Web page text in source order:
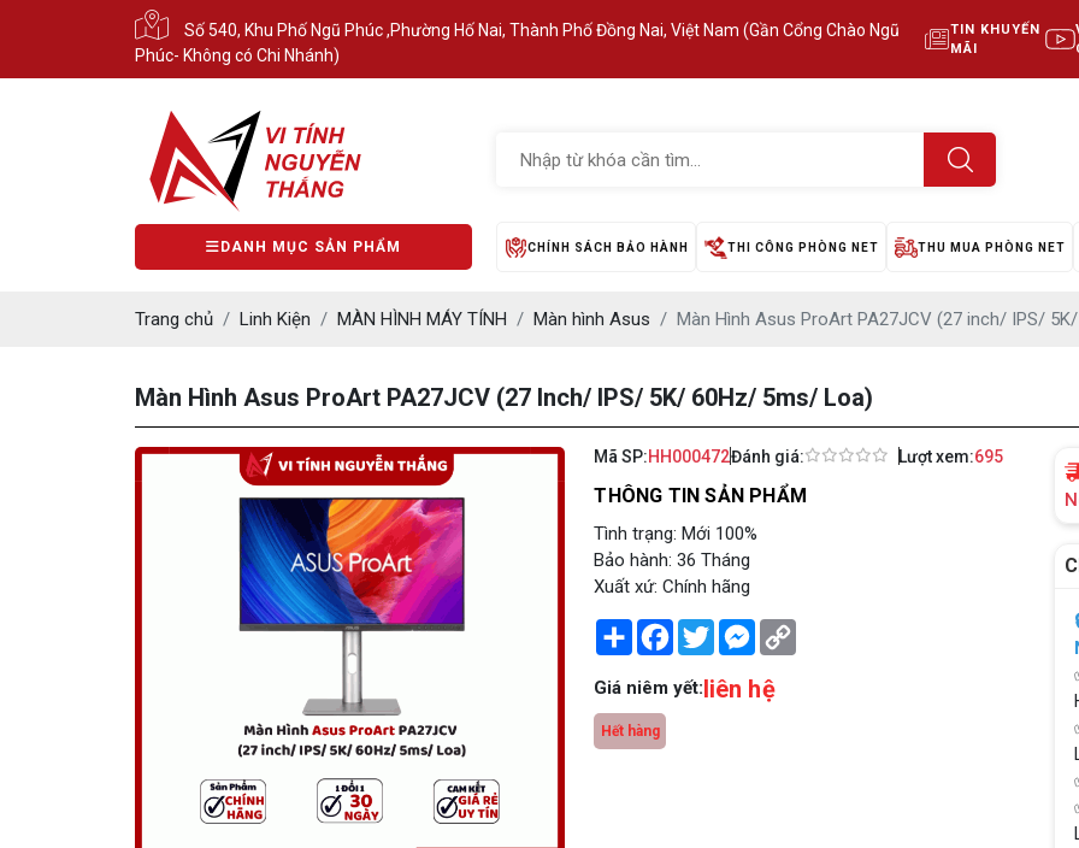
Số 540, Khu Phố Ngũ Phúc ,Phường Hố Nai, Thành Phố Đồng Nai, Việt Nam (Gần Cổng Chào Ngũ
Phúc- Không có Chi Nhánh)
TIN KHUYẾN
MÃI
DANH MỤC SẢN PHẨM CHÍNH SÁCH BẢO HÀNH THI CÔNG PHÒNG NET THU MUA PHÒNG NET
Trang chủ Linh Kiện MÀN HÌNH MÁY TÍNH Màn hình Asus Màn Hình Asus ProArt PA27JCV (27 inch/ IPS/
Màn Hình Asus ProArt PA27JCV (27 Inch/ IPS/ 5K/ 60Hz/ 5ms/ Loa)
Mã SP:HH000472Đánh giá: Lượt xem:695
THÔNG TIN SẢN PHẨM
Tình trạng: Mới 100%
Bảo hành: 36 Tháng
Xuất xứ: Chính hãng
ShareFacebook
TwitterMessenger
Giá niêm yết:liên hệ
Hết hàng